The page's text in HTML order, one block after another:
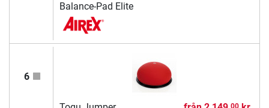
Balance-Pad Elite
6
00